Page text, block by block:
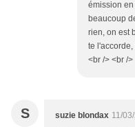
émission
beaucoup
rien, on est
te l'accorde,
<br /> <br />
S suzie blondax 11/